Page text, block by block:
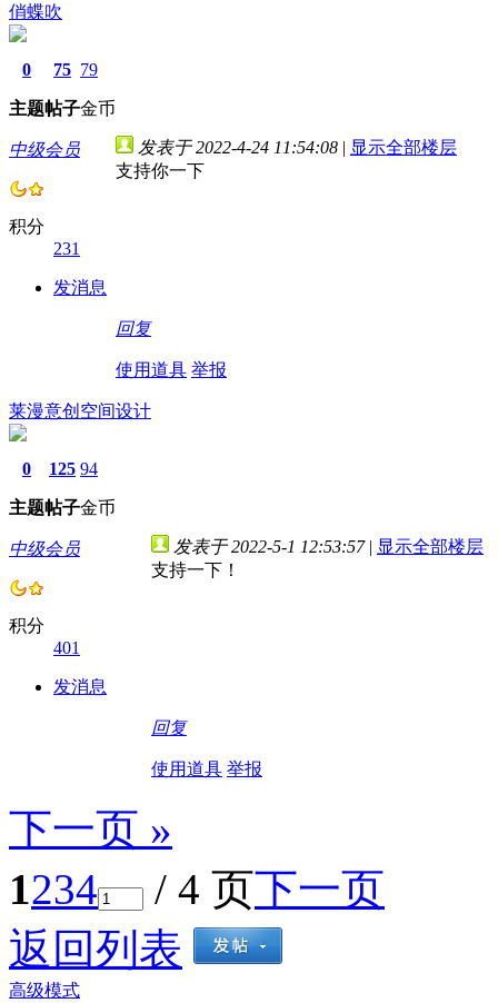
俏蝶吹
0
主题
75
帖子
79
金币
中级会员
积分
231
发消息
发表于 2022-4-24 11:54:08 | 显示全部楼层
支持你一下
回复
使用道具 举报
莱漫意创空间设计
0
主题
125
帖子
94
金币
中级会员
积分
401
发消息
发表于 2022-5-1 12:53:57 | 显示全部楼层
支持一下！
回复
使用道具 举报
下一页 »
1234 / 4 页下一页
返回列表
高级模式